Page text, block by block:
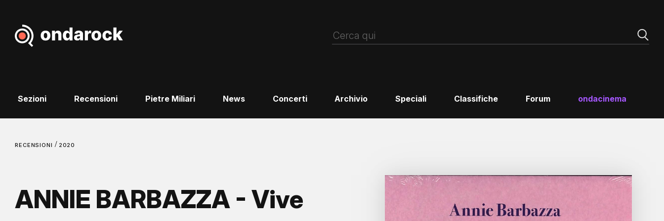
Sezioni Recensioni Pietre Miliari News Concerti Archivio Speciali Classifiche Forum ondacinema
RECENSIONI / 2020
ANNIE BARBAZZA - Vive